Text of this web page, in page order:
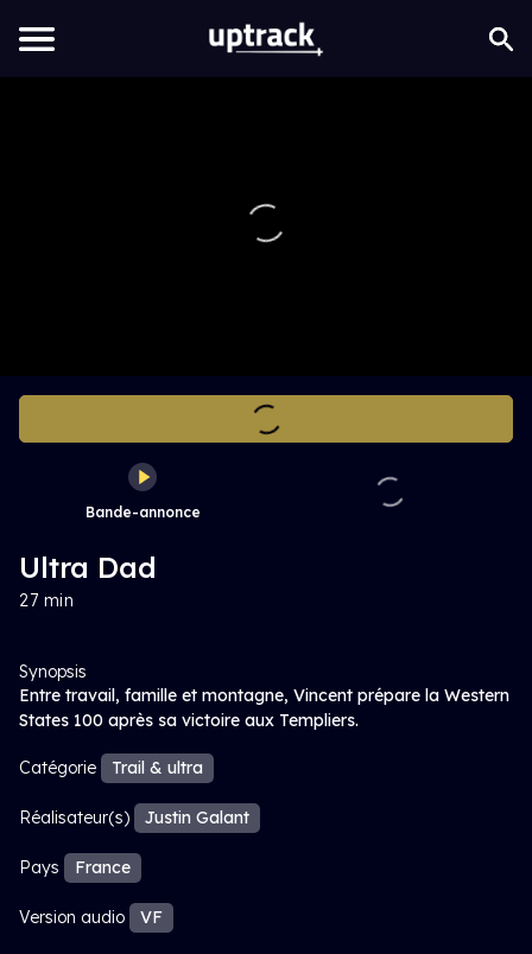
Bande-annonce
Ultra Dad
27 min
Synopsis
Entre travail, famille et montagne, Vincent prépare la Western
States 100 après sa victoire aux Templiers.
Catégorie Trail & ultra
Réalisateur(s) Justin Galant
Pays France
Version audio VF